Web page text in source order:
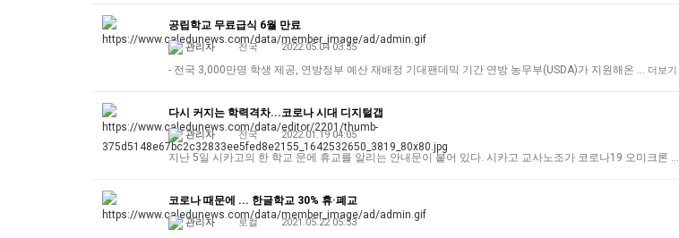
공립학교 무료급식 6월 만료
관리자 전국 2022.05.04 03:55
- 전국 3,000만명 학생 제공, 연방정부 예산 재배정 기대팬데믹 기간 연방 농무부(USDA)가 지원해온 … 더보기
다시 커지는 학력격차...코로나 시대 디지털갭
관리자 전국 2022.01.19 04:05
지난 5일 시카고의 한 학교 문에 휴교를 알리는 안내문이 붙어 있다. 시카고 교사노조가 코로나19 오미크론 …
코로나 때문에 ... 한글학교 30% 휴·폐교
관리자 로컬 2021.05.22 05:53